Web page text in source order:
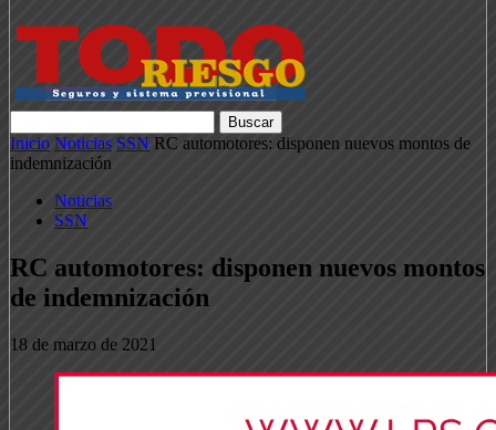
Inicio Noticias SSN RC automotores: disponen nuevos montos de
indemnización
Noticias
SSN
RC automotores: disponen nuevos montos
de indemnización
18 de marzo de 2021